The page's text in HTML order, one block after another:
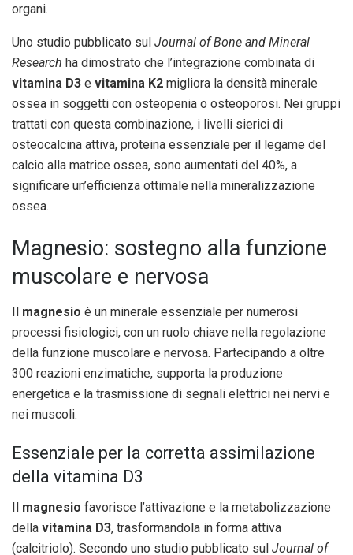
organi.
Uno studio pubblicato sul Journal of Bone and Mineral
Research ha dimostrato che l’integrazione combinata di
vitamina D3 e vitamina K2 migliora la densità minerale
ossea in soggetti con osteopenia o osteoporosi. Nei gruppi
trattati con questa combinazione, i livelli sierici di
osteocalcina attiva, proteina essenziale per il legame del
calcio alla matrice ossea, sono aumentati del 40%, a
significare un’efficienza ottimale nella mineralizzazione
ossea.
Magnesio: sostegno alla funzione
muscolare e nervosa
Il magnesio è un minerale essenziale per numerosi
processi fisiologici, con un ruolo chiave nella regolazione
della funzione muscolare e nervosa. Partecipando a oltre
300 reazioni enzimatiche, supporta la produzione
energetica e la trasmissione di segnali elettrici nei nervi e
nei muscoli.
Essenziale per la corretta assimilazione
della vitamina D3
magnesio favorisce l’attivazione e la metabolizzazione
della vitamina D3, trasformandola in forma attiva
(calcitriolo). Secondo uno studio pubblicato sul Journal of